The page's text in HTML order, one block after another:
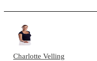
Charlotte Velling